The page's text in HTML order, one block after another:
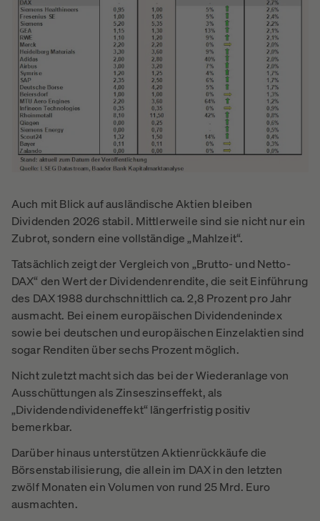
Auch mit Blick auf ausländische Aktien bleiben
Dividenden 2026 stabil. Mittlerweile sind sie nicht nur ein
Zubrot, sondern eine vollständige „Mahlzeit“.
Tatsächlich zeigt der Vergleich von „Brutto- und Netto-
DAX“ den Wert der Dividendenrendite, die seit Einführung
des DAX 1988 durchschnittlich ca. 2,8 Prozent pro Jahr
ausmacht. Bei einem europäischen Dividendenindex
sowie bei deutschen und europäischen Einzelaktien sind
sogar Renditen über sechs Prozent möglich.
Nicht zuletzt macht sich das bei der Wiederanlage von
Ausschüttungen als Zinseszinseffekt, als
„Dividendendivideneffekt“ längerfristig positiv
bemerkbar.
Darüber hinaus unterstützen Aktienrückkäufe die
Börsenstabilisierung, die allein im DAX in den letzten
zwölf Monaten ein Volumen von rund 25 Mrd. Euro
ausmachten.